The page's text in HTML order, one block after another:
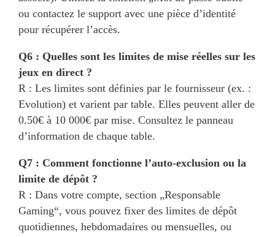
ou contactez le support avec une pièce d’identité
pour récupérer l’accès.
Q6 : Quelles sont les limites de mise réelles sur les
jeux en direct ?
R : Les limites sont définies par le fournisseur (ex. :
Evolution) et varient par table. Elles peuvent aller de
0.50€ à 10 000€ par mise. Consultez le panneau
d’information de chaque table.
Q7 : Comment fonctionne l’auto-exclusion ou la
limite de dépôt ?
R : Dans votre compte, section „Responsable
Gaming“, vous pouvez fixer des limites de dépôt
quotidiennes, hebdomadaires ou mensuelles, ou